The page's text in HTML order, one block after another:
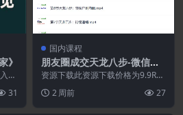
》
探
31
国内课程
朋友圈成交天龙八步-微信营
销-吸粉成交圈子追销
资源下载此资源下载价格为9.9RM
别提醒:本网...
2 周前 27